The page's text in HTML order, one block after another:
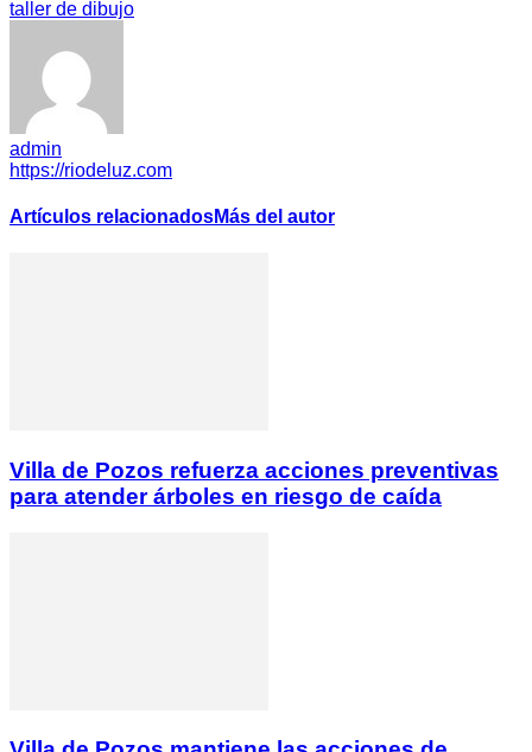
taller de dibujo
admin
https://riodeluz.com
Artículos relacionadosMás del autor
Villa de Pozos refuerza acciones preventivas
para atender árboles en riesgo de caída